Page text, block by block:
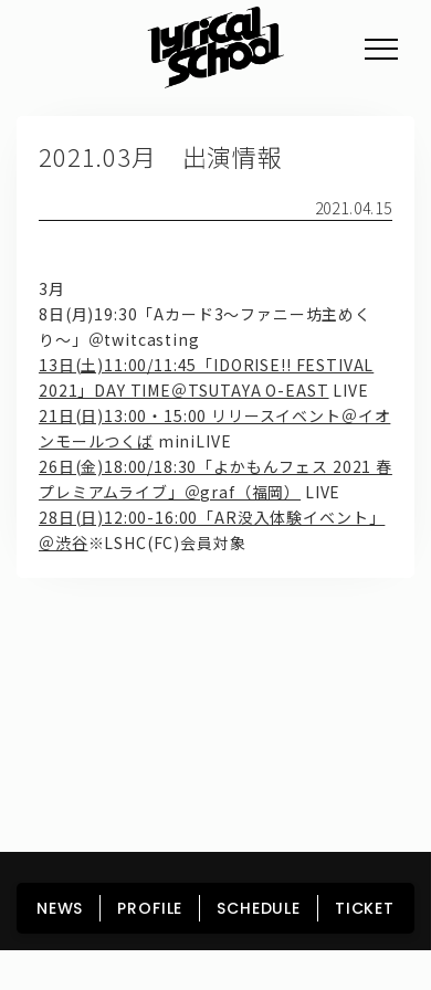
2021.03月 出演情報
2021.04.15
3月
8日(月)19:30「Aカード3〜ファニー坊主めく
り〜」＠twitcasting
13日(土)11:00/11:45「IDORISE!! FESTIVAL
2021」DAY TIME＠TSUTAYA O-EAST LIVE
21日(日)13:00・15:00 リリースイベント＠イオ
ンモールつくば miniLIVE
26日(金)18:00/18:30「よかもんフェス 2021 春
プレミアムライブ」＠graf（福岡）
LIVE
28日(日)12:00-16:00「AR没入体験イベント」
＠渋谷※LSHC(FC)会員対象
HOME NEWS PROFILE
SCHEDULE
DISCOGRAPHY
GOODS FAN CLUB
NEWS PROFILE SCHEDULE TICKET
PROFILE
GOODS
FAN CLUB
TICKET